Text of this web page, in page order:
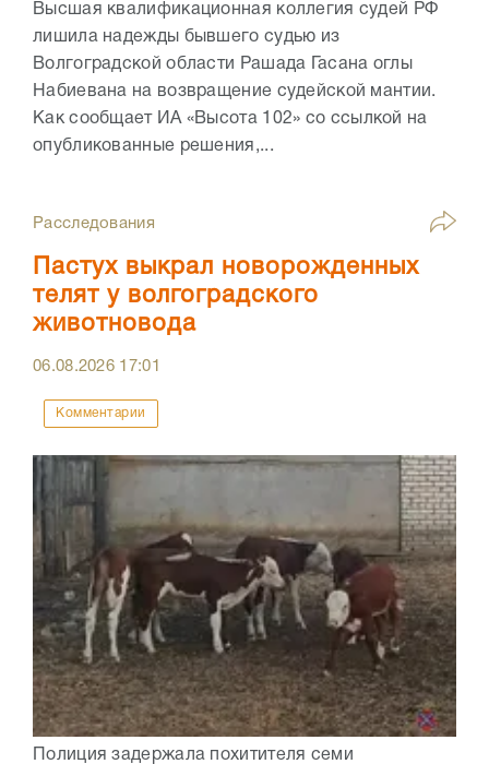
Высшая квалификационная коллегия судей РФ
лишила надежды бывшего судью из
Волгоградской области Рашада Гасана оглы
Набиевана на возвращение судейской мантии.
Как сообщает ИА «Высота 102» со ссылкой на
опубликованные решения,...
Расследования
Пастух выкрал новорожденных
телят у волгоградского
животновода
06.08.2026 17:01
Комментарии
Полиция задержала похитителя семи